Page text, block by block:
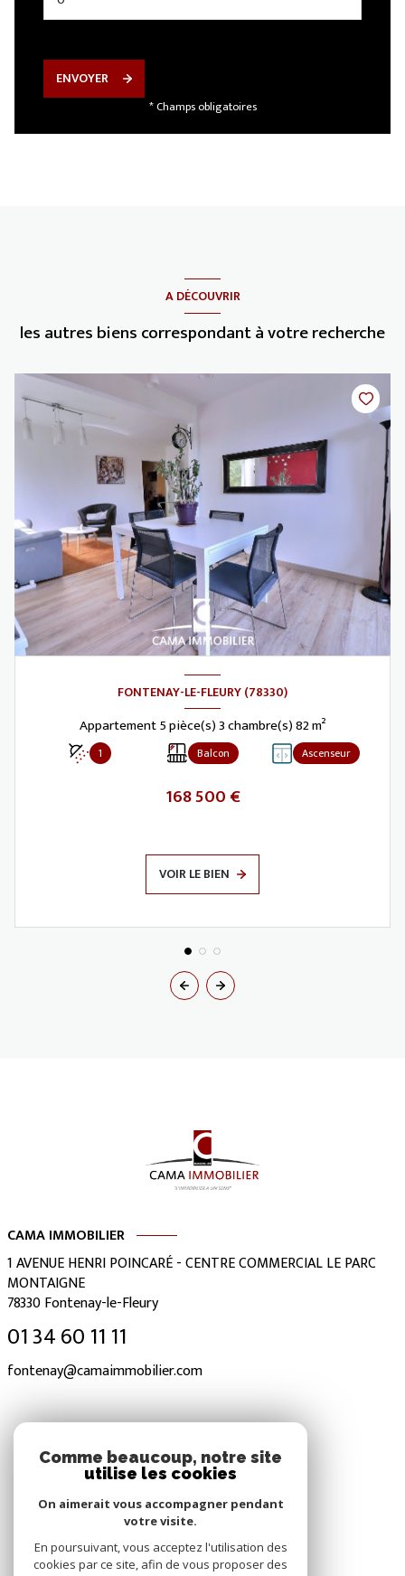
ENVOYER
* Champs obligatoires
A DÉCOUVRIR
les autres biens correspondant à votre recherche
FONTENAY-LE-FLEURY (78330)
Appartement 5 pièce(s) 3 chambre(s) 82 m²
1 Balcon Ascenseur
168 500 €
VOIR LE BIEN
CAMA IMMOBILIER
1 AVENUE HENRI POINCARÉ - CENTRE COMMERCIAL LE PARC
MONTAIGNE
78330Fontenay-le-Fleury
01 34 60 11 11
fontenay@camaimmobilier.com
Nous suivre
Comme beaucoup, notre site
utilise les cookies
On aimerait vous accompagner pendant
votre visite.
En poursuivant, vous acceptez l'utilisation des
cookies par ce site, afin de vous proposer des